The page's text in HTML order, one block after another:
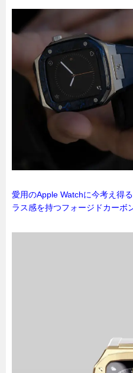
愛用のApple Watchに今考え得
ラス感を持つフォージドカーボ